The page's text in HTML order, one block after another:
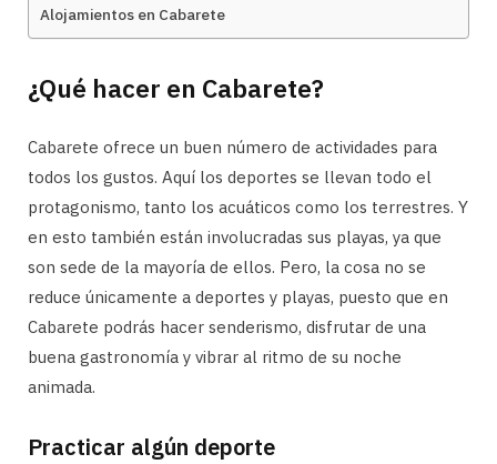
Alojamientos en Cabarete
¿Qué hacer en Cabarete?
Cabarete ofrece un buen número de actividades para
todos los gustos. Aquí los deportes se llevan todo el
protagonismo, tanto los acuáticos como los terrestres. Y
en esto también están involucradas sus playas, ya que
son sede de la mayoría de ellos. Pero, la cosa no se
reduce únicamente a deportes y playas, puesto que en
Cabarete podrás hacer senderismo, disfrutar de una
buena gastronomía y vibrar al ritmo de su noche
animada.
Practicar algún deporte